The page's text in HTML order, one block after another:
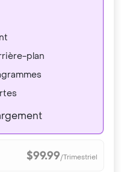
plan
$99.99/Trimestriel